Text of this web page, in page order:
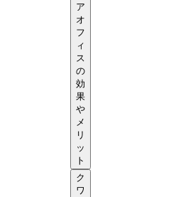
ア
オ
フ
ィ
ス
の
効
果
や
メ
リ
ッ
ト
ク
ワ